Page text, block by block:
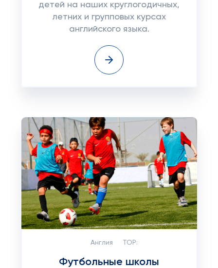
детей на наших круглогодичных,
летних и групповых курсах
английского языка.
Англия TOP:
Футбольные школы